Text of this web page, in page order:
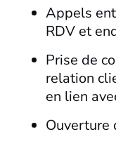
Appels
RDV et
Prise de
relation
en lien
Ouverture